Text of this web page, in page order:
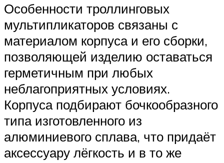
Особенности троллинговых
мультипликаторов связаны с
материалом корпуса и его сборки,
позволяющей изделию оставаться
герметичным при любых
неблагоприятных условиях.
Корпуса подбирают бочкообразного
типа изготовленного из
алюминиевого сплава, что придаёт
аксессуару лёгкость и в то же